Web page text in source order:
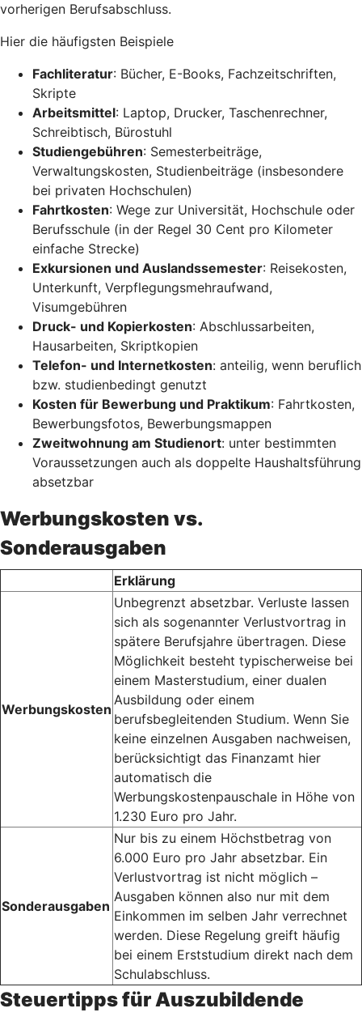
vorherigen Berufsabschluss.
Hier die häufigsten Beispiele
Fachliteratur: Bücher, E-Books, Fachzeitschriften,
Skripte
Arbeitsmittel: Laptop, Drucker, Taschenrechner,
Schreibtisch, Bürostuhl
Studiengebühren: Semesterbeiträge,
Verwaltungskosten, Studienbeiträge (insbesondere
bei privaten Hochschulen)
Fahrtkosten: Wege zur Universität, Hochschule oder
Berufsschule (in der Regel 30 Cent pro Kilometer
einfache Strecke)
Exkursionen und Auslandssemester: Reisekosten,
Unterkunft, Verpflegungsmehraufwand,
Visumgebühren
Druck- und Kopierkosten: Abschlussarbeiten,
Hausarbeiten, Skriptkopien
Telefon- und Internetkosten: anteilig, wenn beruflich
bzw. studienbedingt genutzt
Kosten für Bewerbung und Praktikum: Fahrtkosten,
Bewerbungsfotos, Bewerbungsmappen
Zweitwohnung am Studienort: unter bestimmten
Voraussetzungen auch als doppelte Haushaltsführung
absetzbar
Werbungskosten vs.
Sonderausgaben
Erklärung
Werbungskosten
Unbegrenzt absetzbar. Verluste lassen
sich als sogenannter Verlustvortrag in
spätere Berufsjahre übertragen. Diese
Möglichkeit besteht typischerweise bei
einem Masterstudium, einer dualen
Ausbildung oder einem
berufsbegleitenden Studium. Wenn Sie
keine einzelnen Ausgaben nachweisen,
berücksichtigt das Finanzamt hier
automatisch die
Werbungskostenpauschale in Höhe von
1.230 Euro pro Jahr.
Sonderausgaben
Nur bis zu einem Höchstbetrag von
6.000 Euro pro Jahr absetzbar. Ein
Verlustvortrag ist nicht möglich –
Ausgaben können also nur mit dem
Einkommen im selben Jahr verrechnet
werden. Diese Regelung greift häufig
bei einem Erststudium direkt nach dem
Schulabschluss.
Steuertipps für Auszubildende